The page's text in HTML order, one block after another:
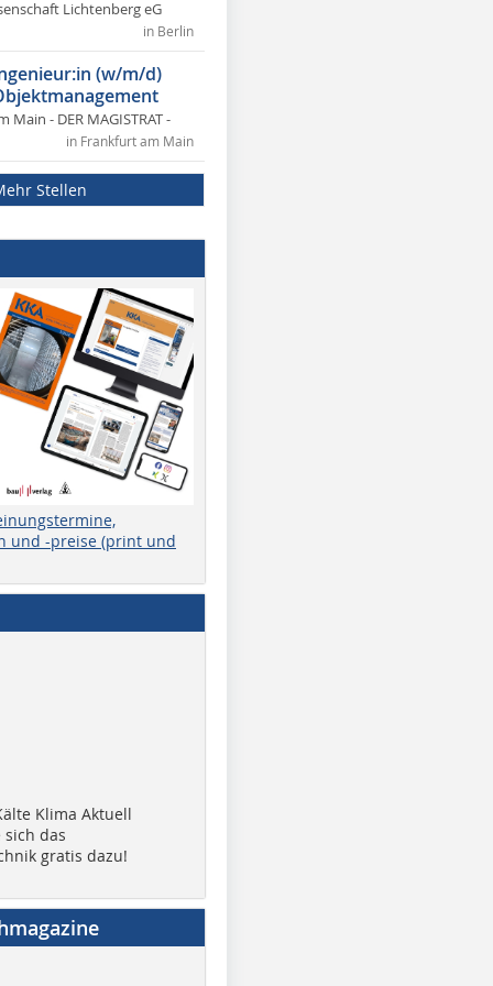
Lichtenberg eG
in Berlin
(w/m/d)
- DER MAGISTRAT -
in Frankfurt am Main
Stellen
und -preise (print und
Klima Aktuell
sich das
gratis dazu!